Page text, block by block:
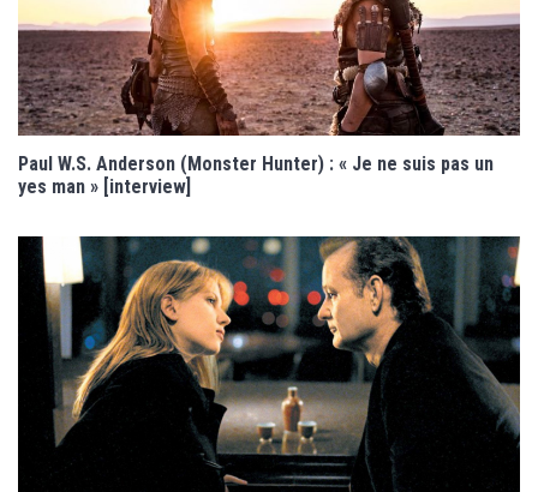
Paul W.S. Anderson (Monster Hunter) : « Je ne suis pas un
yes man » [interview]